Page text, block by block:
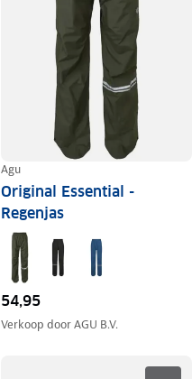
Agu
Original Essential -
Regenjas
54,95
Verkoop doorAGU B.V.